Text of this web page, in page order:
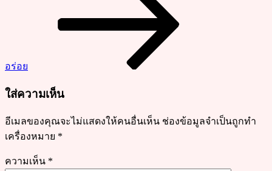
กรอบ
ทาน
เพ
อร่อย
ใส่ความเห็น
อีเมลของคุณจะไม่แสดงให้คนอื่นเห็น ช่องข้อมูลจำเป็นถูกทำ
เครื่องหมาย *
ความเห็น *